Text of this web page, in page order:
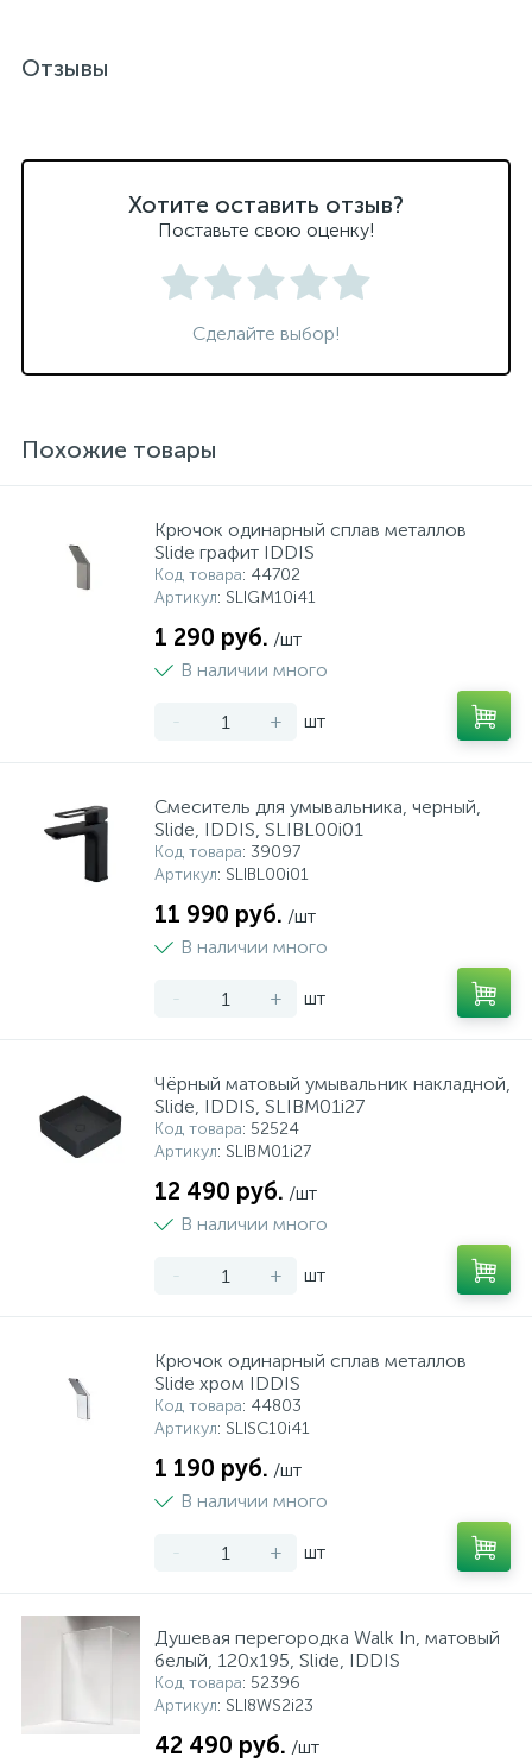
Отзывы
Хотите оставить отзыв?
Поставьте свою оценку!
Сделайте выбор!
Похожие товары
Крючок одинарный сплав металлов
Slide графит IDDIS
Код товара: 44702
Артикул: SLIGM10i41
1 290 руб. /шт
В наличии много
- + шт
Смеситель для умывальника, черный,
Slide, IDDIS, SLIBL00i01
Код товара: 39097
Артикул: SLIBL00i01
11 990 руб. /шт
В наличии много
- + шт
Чёрный матовый умывальник накладной,
Slide, IDDIS, SLIBM01i27
Код товара: 52524
Артикул: SLIBM01i27
12 490 руб. /шт
В наличии много
- + шт
Крючок одинарный сплав металлов
Slide хром IDDIS
Код товара: 44803
Артикул: SLISC10i41
1 190 руб. /шт
В наличии много
- + шт
Душевая перегородка Walk In, матовый
белый, 120x195, Slide, IDDIS
Код товара: 52396
Артикул: SLI8WS2i23
42 490 руб. /шт